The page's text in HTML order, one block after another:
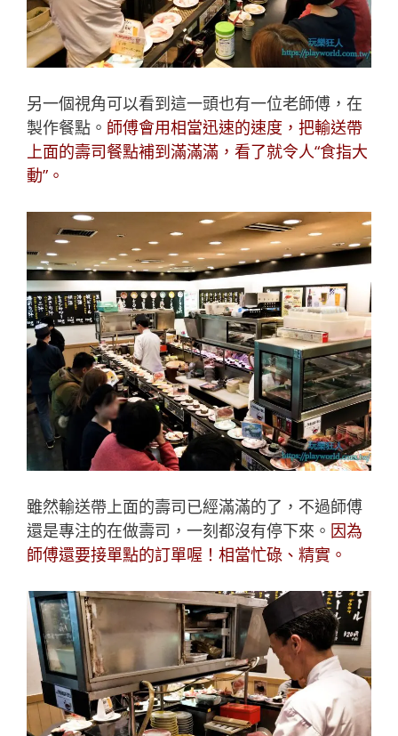
另一個視角可以看到這一頭也有一位老師傅，在
製作餐點。 師傅會用相當迅速的速度，把輸送帶
上面的壽司餐點補到滿滿滿，看了就令人“食指大
動”。
雖然輸送帶上面的壽司已經滿滿的了，不過師傅
還是專注的在做壽司，一刻都沒有停下來。 因為
師傅還要接單點的訂單喔！相當忙碌、精實。